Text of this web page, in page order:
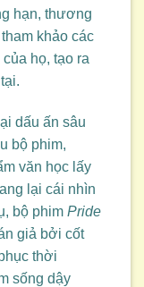
hạn, thương
khảo các
họ, tạo ra
dấu ấn sâu
bộ phim,
văn học lấy
lại cái nhìn
bộ phim Pride
giả bởi cốt
thời
sống dậy